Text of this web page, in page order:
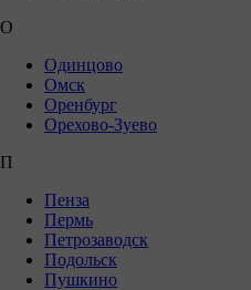
О
Одинцово
Омск
Оренбург
Орехово-Зуево
П
Пенза
Пермь
Петрозаводск
Подольск
Пушкино